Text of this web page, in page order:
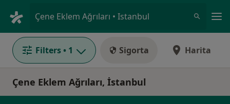
Çene Eklem Ağrıları • Istanbul
Filters • 1 Sigorta Harita
Çene Eklem Ağrıları, İstanbul